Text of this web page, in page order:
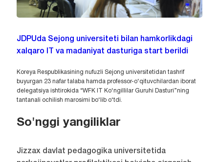
JDPUda Sejong universiteti bilan hamkorlikdagi
xalqaro IT va madaniyat dasturiga start berildi
Koreya Respublikasining nufuzli Sejong universitetidan tashrif
buyurgan 23 nafar talaba hamda professor-o‘qituvchilardan iborat
delegatsiya ishtirokida “WFK IT Ko‘ngillilar Guruhi Dasturi”ning
tantanali ochilish marosimi bo‘lib o‘tdi.
So'nggi yangiliklar
Jizzax davlat pedagogika universitetida